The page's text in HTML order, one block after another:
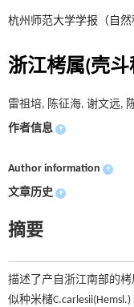
杭州师范大学学报（自然
浙江栲属(壳
雷祖培, 陈征海, 谢文远,
作者信息 +
Author information +
文章历史 +
摘要
描述了产自浙江南部的栲
似种米槠